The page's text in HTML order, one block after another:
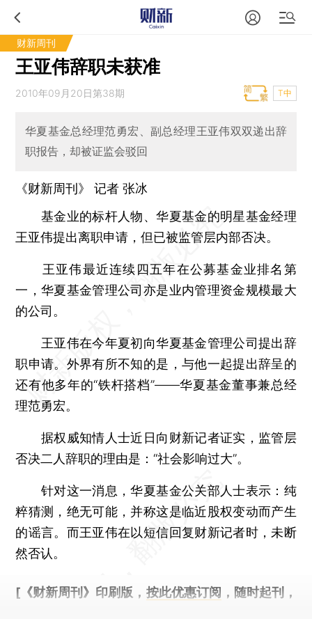
财新周刊
王亚伟辞职未获准
2010年09月20日第38期 T中
华夏基金总经理范勇宏、副总经理王亚伟双双递出辞
职报告，却被证监会驳回
《财新周刊》 记者张冰
基金业的标杆人物、华夏基金的明星基金经理
王亚伟提出离职申请，但已被监管层内部否决。
王亚伟最近连续四五年在公募基金业排名第
一，华夏基金管理公司亦是业内管理资金规模最大
的公司。
王亚伟在今年夏初向华夏基金管理公司提出辞
职申请。外界有所不知的是，与他一起提出辞呈的
还有他多年的“铁杆搭档”——华夏基金董事兼总经
理范勇宏。
据权威知情人士近日向财新记者证实，监管层
否决二人辞职的理由是：“社会影响过大”。
针对这一消息，华夏基金公关部人士表示：纯
粹猜测，绝无可能，并称这是临近股权变动而产生
的谣言。而王亚伟在以短信回复财新记者时，未断
然否认。
[《财新周刊》印刷版， 按此优惠订阅 ，随时起刊，